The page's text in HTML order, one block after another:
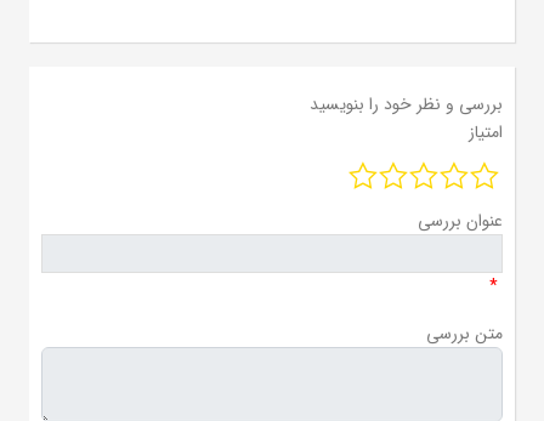
بررسی و نظر خود را بنویسید
امتیاز
عنوان بررسی
*
متن بررسی